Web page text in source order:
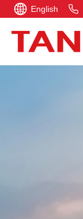
English